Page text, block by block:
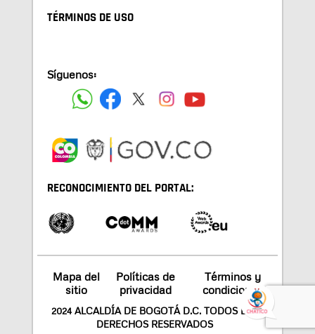
TÉRMINOS DE USO
Síguenos:
RECONOCIMIENTO DEL PORTAL:
Mapa del
sitio
Políticas de
privacidad
Términos y
condiciones
2024 ALCALDÍA DE BOGOTÁ D.C. TODOS LOS
DERECHOS RESERVADOS